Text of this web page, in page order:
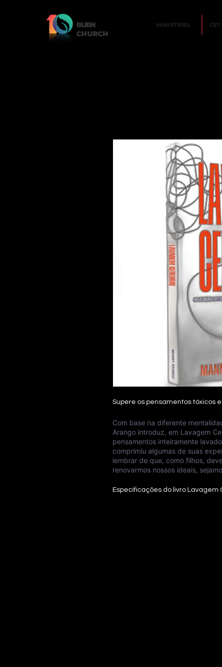
BURN
CHURCH
MINISTRIES
Supere os pensamentos tóxicos
Com base na diferente
Arango introduz, em Lavagem
pensamentos inteiramente
comprimiu algumas de suas
lembrar de que, como filhos,
renovarmos nossos ideais,
Especificações do livro Lavagem